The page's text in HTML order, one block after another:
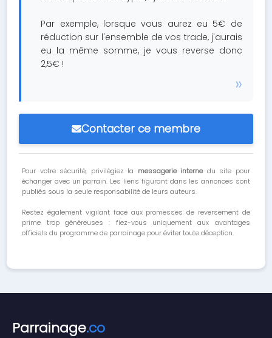
Par exemple, lorsque vous aurez eu 5€ de
réduction sur l'ensemble de vos trade, j'aurais
eu la même somme, je vous reverse donc
2,5€ !
Contacter ce membre
Pour votre sécurité, privilégiez la messagerie internedu site pour
échanger avec un parrain. Les liens figurant dans les annonces sont
publiés sous la seule responsabilité de leurs auteurs.
Restez également vigilant face aux promesses de reversement de
prime trop généreuses : fiez-vous uniquement aux avantages
officiels du programme de parrainage pour éviter toute déception.
Parrainage.co